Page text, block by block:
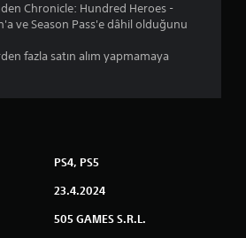
Chronicle: Hundred Heroes -
ve Season Pass'e dâhil olduğunu
fazla satın alım yapmamaya
PS4, PS5
23.4.2024
505 GAMES S.R.L.